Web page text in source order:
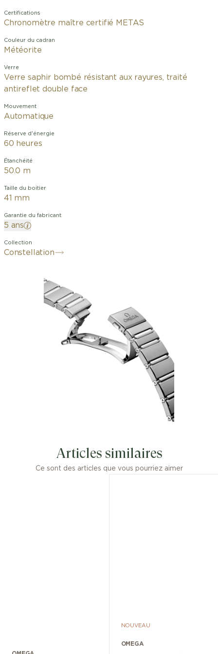
Certifications
Chronomètre maître certifié METAS
Couleur du cadran
Météorite
Verre
Verre saphir bombé résistant aux rayures, traité
antireflet double face
Mouvement
Automatique
Réserve d'énergie
60 heures
Étanchéité
50.0 m
Taille du boitier
41 mm
Garantie du fabricant
5 ans
Collection
Constellation
Articles similaires
Ce sont des articles que vous pourriez aimer
NOUVEAU
OMEGA